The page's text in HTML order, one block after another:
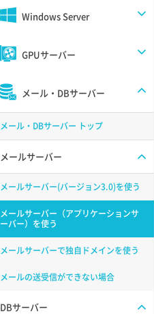
Windows Server
GPUサーバー
メール・DBサーバー
メール・DBサーバー トップ
メールサーバー
メールサーバー(バージョン3.0)を使う
メールサーバー（アプリケーションサ
ーバー）を使う
メールサーバーで独自ドメインを使う
メールの送受信ができない場合
DBサーバー